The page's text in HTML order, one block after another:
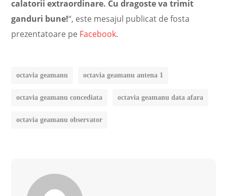
calatorii extraordinare. Cu dragoste va trimit
ganduri bune!“, este mesajul publicat de fosta
prezentatoare pe Facebook.
octavia geamanu octavia geamanu antena 1
octavia geamanu concediata octavia geamanu data afara
octavia geamanu observator